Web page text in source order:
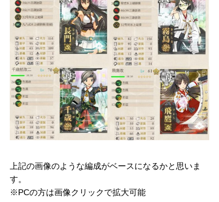
上記の画像のような編成がベースになるかと思いま
す。
※PCの方は画像クリックで拡大可能